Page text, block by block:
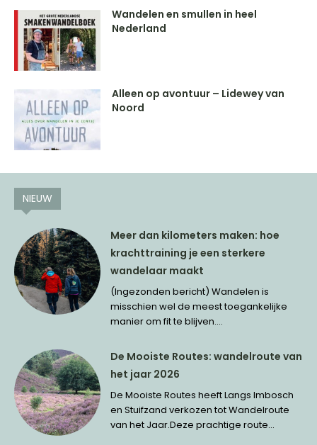
Wandelen en smullen in heel
Nederland
Alleen op avontuur – Lidewey van
Noord
NIEUW
Meer dan kilometers maken: hoe
krachttraining je een sterkere
wandelaar maakt
(Ingezonden bericht) Wandelen is
misschien wel de meest toegankelijke
manier om fit te blijven....
De Mooiste Routes: wandelroute van
het jaar 2026
De Mooiste Routes heeft Langs Imbosch
en Stuifzand verkozen tot Wandelroute
van het Jaar.Deze prachtige route...